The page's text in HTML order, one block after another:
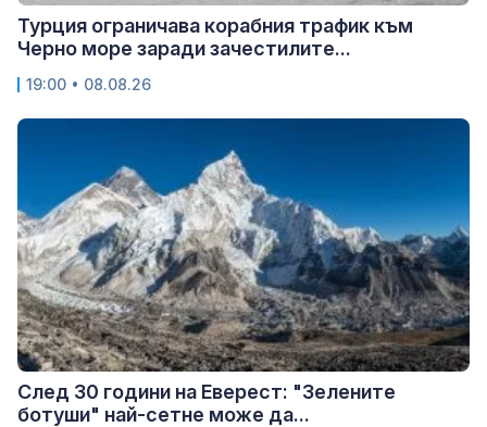
Турция ограничава корабния трафик към
Черно море заради зачестилите...
19:00 • 08.08.26
След 30 години на Еверест: "Зелените
ботуши" най-сетне може да...